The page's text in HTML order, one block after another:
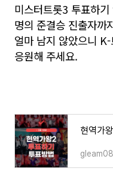
미스터트롯3 투표하
명의 준결승 진출자까
얼마 남지 않았으니
응원해 주세요.
현역가